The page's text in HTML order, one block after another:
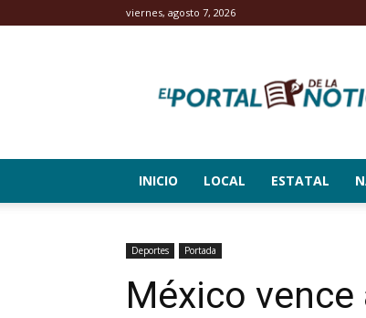
viernes, agosto 7, 2026
Portal
de
INICIO LOCAL ESTATAL
Deportes Portada
México